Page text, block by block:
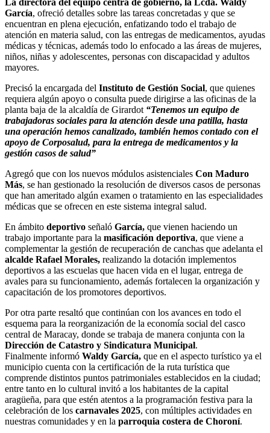
García, ofreció detalles sobre las tareas concretadas y que se
encuentran en plena ejecución, enfatizando todo el trabajo de
atención en materia salud, con las entregas de medicamentos, ayudas
médicas y técnicas, además todo lo enfocado a las áreas de mujeres,
niños, niñas y adolescentes, personas con discapacidad y adultos
mayores.
Precisó la encargada del Instituto de Gestión Social, que quienes
requiera algún apoyo o consulta puede dirigirse a las oficinas de la
planta baja de la alcaldía de Girardot “Tenemos un equipo de
trabajadoras sociales para la atención desde una patilla, hasta
una operación hemos canalizado, también hemos contado con el
apoyo de Corposalud, para la entrega de medicamentos y la
gestión casos de salud”
Agregó que con los nuevos módulos asistenciales Con Maduro
Más, se han gestionado la resolución de diversos casos de personas
que han ameritado algún examen o tratamiento en las especialidades
médicas que se ofrecen en este sistema integral salud.
En ámbito deportivo señaló García, que vienen haciendo un
trabajo importante para la masificación deportiva, que viene a
complementar la gestión de recuperación de canchas que adelanta el
alcalde Rafael Morales, realizando la dotación implementos
deportivos a las escuelas que hacen vida en el lugar, entrega de
avales para su funcionamiento, además fortalecen la organización y
capacitación de los promotores deportivos.
Por otra parte resaltó que continúan con los avances en todo el
esquema para la reorganización de la economía social del casco
central de Maracay, donde se trabaja de manera conjunta con la
Dirección de Catastro y Sindicatura Municipal.
Finalmente informó Waldy García, que en el aspecto turístico ya el
municipio cuenta con la certificación de la ruta turística que
comprende distintos puntos patrimoniales establecidos en la ciudad;
entre tanto en lo cultural invitó a los habitantes de la capital
aragüeña, para que estén atentos a la programación festiva para la
celebración de los carnavales 2025, con múltiples actividades en
nuestras comunidades y en la parroquia costera de Choroní.